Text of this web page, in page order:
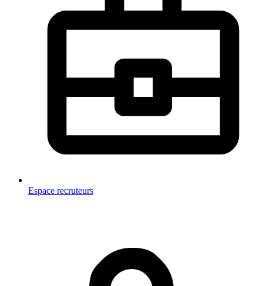
Espace recruteurs